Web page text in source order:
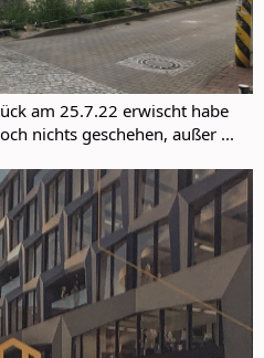
am 25.7.22 erwischt habe
nichts geschehen, außer ...